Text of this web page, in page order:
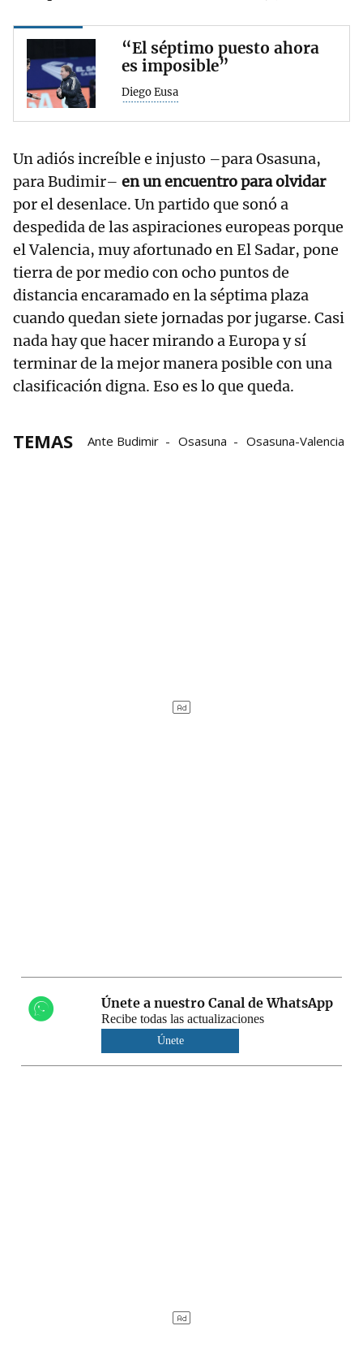
“El séptimo puesto ahora
es imposible”
Diego Eusa
Un adiós increíble e injusto –para Osasuna,
para Budimir– en un encuentro para olvidar
por el desenlace. Un partido que sonó a
despedida de las aspiraciones europeas porque
el Valencia, muy afortunado en El Sadar, pone
tierra de por medio con ocho puntos de
distancia encaramado en la séptima plaza
cuando quedan siete jornadas por jugarse. Casi
nada hay que hacer mirando a Europa y sí
terminar de la mejor manera posible con una
clasificación digna. Eso es lo que queda.
TEMAS Ante Budimir Osasuna Osasuna-Valencia
Únete a nuestro Canal de WhatsApp
Recibe todas las actualizaciones
Únete